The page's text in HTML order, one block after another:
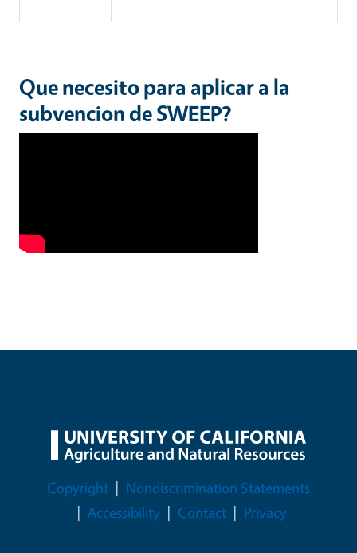
Que necesito para aplicar a la
subvencion de SWEEP?
Legal Menu
Copyright
Nondiscrimination Statements
Accessibility
Contact Privacy